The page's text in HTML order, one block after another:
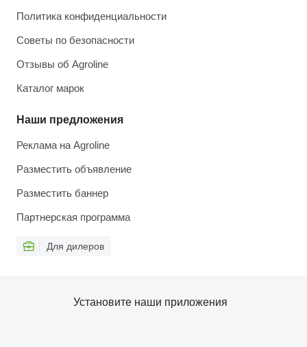
Политика конфиденциальности
Советы по безопасности
Отзывы об Agroline
Каталог марок
Наши предложения
Реклама на Agroline
Разместить объявление
Разместить баннер
Партнерская программа
Для дилеров
Установите наши приложения